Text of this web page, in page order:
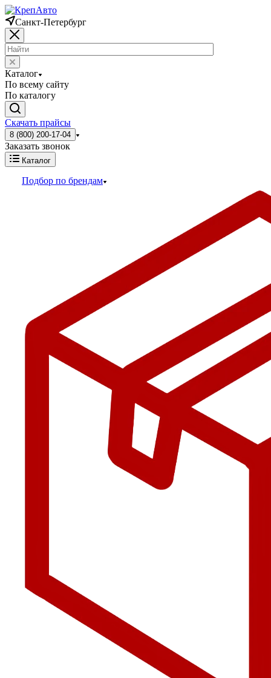
Санкт-Петербург
Каталог
По всему сайту
По каталогу
Скачать прайсы
8 (800) 200-17-04
Заказать звонок
Каталог
Подбор по брендам